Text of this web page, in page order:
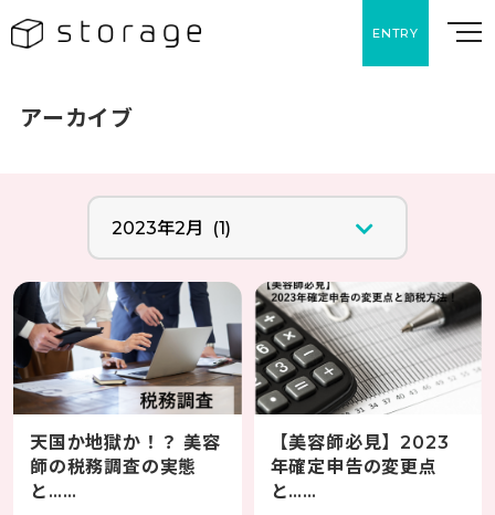
ENTRY
アーカイブ
天国か地獄か！？ 美容
師の税務調査の実態
と……
【美容師必見】2023
年確定申告の変更点
と……